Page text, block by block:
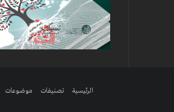
الرئيسية تصنيفات موضوعات